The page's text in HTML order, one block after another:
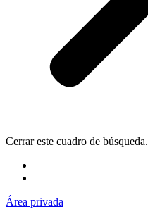
Cerrar este cuadro de búsqueda.
Área privada